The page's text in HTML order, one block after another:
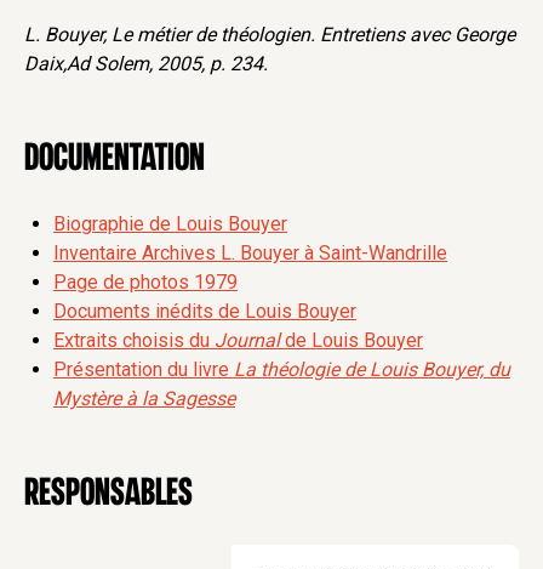
L. Bouyer, Le métier de théologien. Entretiens avec George
Daix,Ad Solem, 2005, p. 234.
Documentation
Biographie de Louis Bouyer
Inventaire Archives L. Bouyer à Saint-Wandrille
Page de photos 1979
Documents inédits de Louis Bouyer
Extraits choisis du Journalde Louis Bouyer
Présentation du livre La théologie de Louis Bouyer, du
Mystère à la Sagesse
Responsables